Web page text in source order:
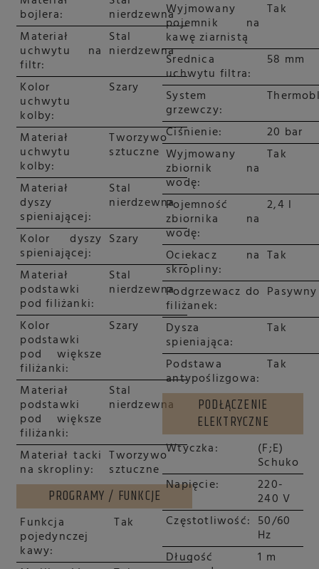
bojlera:
nierdzewna
Materiał
uchwytu na
filtr:
Stal
nierdzewna
Kolor
uchwytu
kolby:
Szary
Materiał
uchwytu
kolby:
Tworzywo
sztuczne
Materiał
dyszy
spieniającej:
Stal
nierdzewna
Kolor dyszy
spieniającej:
Szary
Materiał
podstawki
pod filiżanki:
Stal
nierdzewna
Kolor
podstawki
pod większe
filiżanki:
Szary
Materiał
podstawki
pod większe
filiżanki:
Stal
nierdzewna
Materiał tacki
na skropliny:
Tworzywo
sztuczne
PROGRAMY / FUNKCJE
Funkcja
pojedynczej
kawy:
Tak
Wyjmowany
pojemnik na
kawę ziarnistą
Tak
Średnica
uchwytu filtra:
58 mm
System
grzewczy:
Ciśnienie:
20 bar
Wyjmowany
zbiornik na
wodę:
Tak
Pojemność
zbiornika na
wodę:
2,4 l
Ociekacz na
skropliny:
Tak
Podgrzewacz do
filiżanek:
Pasywny
Dysza
spieniająca:
Tak
Podstawa
antypoślizgowa:
Tak
PODŁĄCZENIE
ELEKTRYCZNE
Wtyczka: (F;E)
Schuko
Napięcie:
220-
240 V
Częstotliwość: 50/60
Hz
Długość
1 m